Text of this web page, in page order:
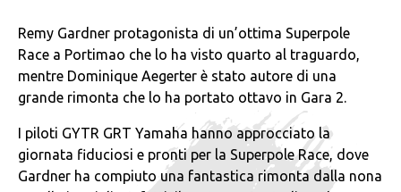
Remy Gardner protagonista di un­’ottima Superpole
Race a Portimao che lo ha visto quarto al traguardo,
mentre Dominique Aegerter è stato autore di una
grande rimonta che lo ha portato ottavo in Gara 2.
I piloti GYTR GRT Yamaha hanno approcciato la
giornata fiduciosi e pronti per la Superpole Race, dove
Gardner ha compiuto una fantastica rimonta dalla nona